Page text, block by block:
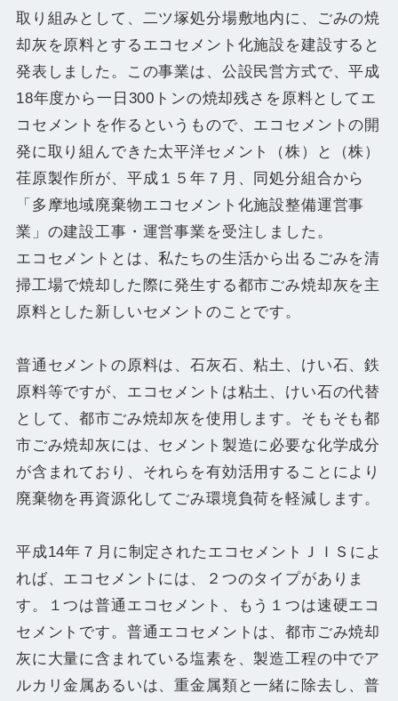
取り組みとして、二ツ塚処分場敷地内に、ごみの焼
却灰を原料とするエコセメント化施設を建設すると
発表しました。この事業は、公設民営方式で、平成
18年度から一日300トンの焼却残さを原料としてエ
コセメントを作るというもので、エコセメントの開
発に取り組んできた太平洋セメント（株）と（株）
荏原製作所が、平成１５年７月、同処分組合から
「多摩地域廃棄物エコセメント化施設整備運営事
業」の建設工事・運営事業を受注しました。
エコセメントとは、私たちの生活から出るごみを清
掃工場で焼却した際に発生する都市ごみ焼却灰を主
原料とした新しいセメントのことです。
普通セメントの原料は、石灰石、粘土、けい石、鉄
原料等ですが、エコセメントは粘土、けい石の代替
として、都市ごみ焼却灰を使用します。そもそも都
市ごみ焼却灰には、セメント製造に必要な化学成分
が含まれており、それらを有効活用することにより
廃棄物を再資源化してごみ環境負荷を軽減します。
平成14年７月に制定されたエコセメントＪＩＳによ
れば、エコセメントには、２つのタイプがありま
す。１つは普通エコセメント、もう１つは速硬エコ
セメントです。普通エコセメントは、都市ごみ焼却
灰に大量に含まれている塩素を、製造工程の中でア
ルカリ金属あるいは、重金属類と一緒に除去し、普